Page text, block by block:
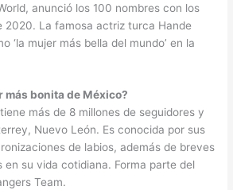
anunció los 100 nombres con los
2020. La famosa actriz turca Hande
‘la mujer más bella del mundo’ en la
más bonita de México?
más de 8 millones de seguidores y
Nuevo León. Es conocida por sus
de labios, además de breves
en su vida cotidiana. Forma parte del
Team.